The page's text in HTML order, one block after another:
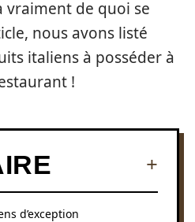
de quoi se
nous avons listé
italiens à posséder à
!
d’exception